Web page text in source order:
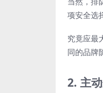
项安全选
究竟应最
同的品牌
2. 主